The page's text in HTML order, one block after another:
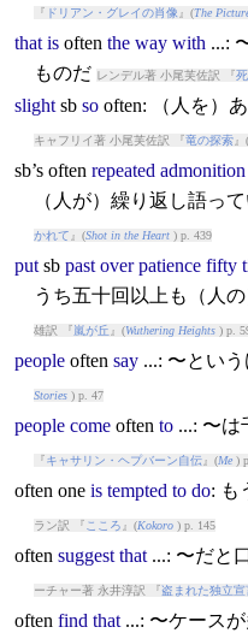
『 ドリアン・グレイの肖像』(The
that is often the way with...:
ものだ レンデル著 小尾芙佐訳 『
slightsb so often: （人を）
キャフリイ著 小尾芙佐訳 『竜の探索』(
sb’s often repeated admonition
（人が）繰り返し語っ
かれて 』(Shot in the Heart) p. 439
putsb past over patience fifty
うち五十回以上も（人
雄訳 『 嵐が丘 』(Wuthering Heights) p.
people often say...: 〜という
Stories) p. 47
people come often to...: 〜は
『 キャサリン・ヘプバーン自伝』(Me)
oftenone is tempted to do: も
ラン訳 『 こころ 』(Kokoro) p. 145
often suggest that...: 〜だと
ーチャー著 永井淳訳 『盗まれた独立宣
often find that...: 〜ケースが